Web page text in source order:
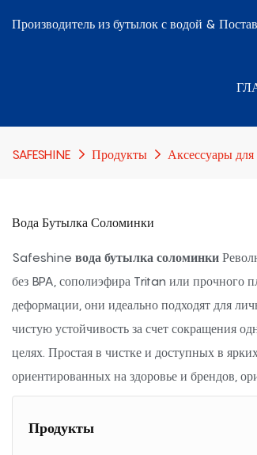
Производитель из бутылок с водой &
SAFESHINE Продукты Аксессуары
Вода Бутылка Соломинки
Safeshine вода бутылка соломинки
без BPA, сополиэфира Tritan или прочного
деформации, они идеально подходят для
чистую устойчивость за счет сокращения
целях. Простая в чистке и доступных в
ориентированных на здоровье и брендов,
Продукты